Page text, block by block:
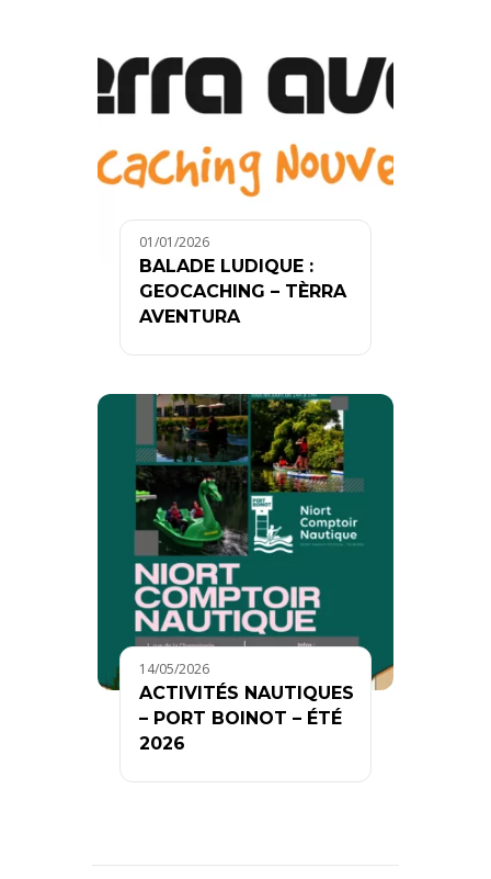
01/01/2026
BALADE LUDIQUE :
GEOCACHING – TÈRRA
AVENTURA
14/05/2026
ACTIVITÉS NAUTIQUES
– PORT BOINOT – ÉTÉ
2026